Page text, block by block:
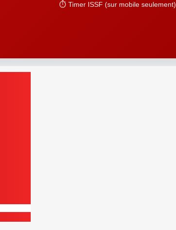
⏱️ Timer ISSF (sur mobile seulement)